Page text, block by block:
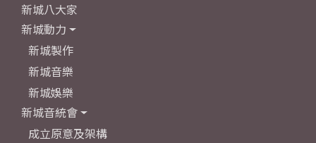
新城八大家
新城動力
新城製作
新城音樂
新城娛樂
新城音統會
成立原意及架構